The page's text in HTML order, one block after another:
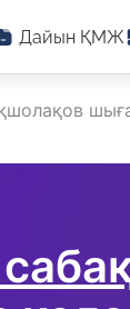
Дайын ҚМЖ